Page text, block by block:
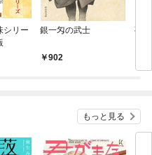
シリー
銀一匁の武士
902
夜
もっと見る